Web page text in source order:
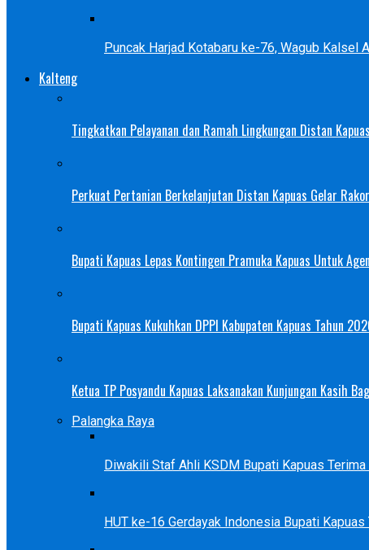
Puncak Harjad Kotabaru ke-76, Wagub
Kalteng
Tingkatkan Pelayanan dan Ramah Lingkungan Distan
Perkuat Pertanian Berkelanjutan Distan Kapuas Gelar
Bupati Kapuas Lepas Kontingen Pramuka Kapuas Untuk
Bupati Kapuas Kukuhkan DPPI Kabupaten Kapuas Tahun
Ketua TP Posyandu Kapuas Laksanakan Kunjungan Kasih
Palangka Raya
Diwakili Staf Ahli KSDM Bupati Kapuas
HUT ke-16 Gerdayak Indonesia Bupati